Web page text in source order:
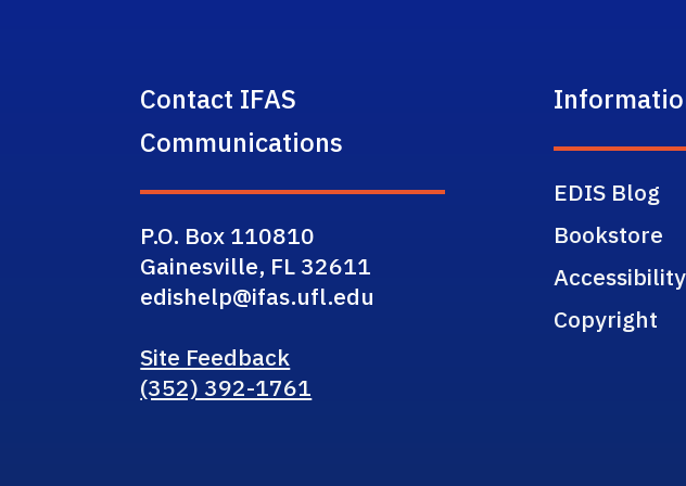
Contact IFAS
Communications
P.O. Box 110810
Gainesville, FL 32611
edishelp@ifas.ufl.edu
Site Feedback
(352) 392-1761
EDIS Blog
Bookstore
Accessibility
Copyright